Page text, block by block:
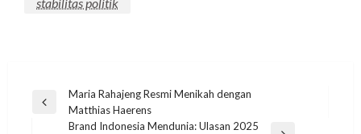
stabilitas politik
Post
navigation
Previous
Maria Rahajeng Resmi Menikah dengan
Matthias Haerens
Brand Indonesia Mendunia: Ulasan 2025